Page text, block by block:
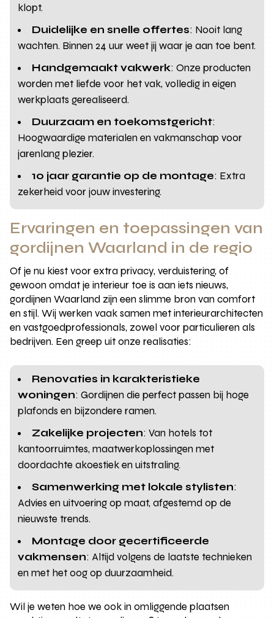
klopt.
Duidelijke en snelle offertes: Nooit lang
wachten. Binnen 24 uur weet jij waar je aan toe bent.
Handgemaakt vakwerk: Onze producten
worden met liefde voor het vak, volledig in eigen
werkplaats gerealiseerd.
Duurzaam en toekomstgericht:
Hoogwaardige materialen en vakmanschap voor
jarenlang plezier.
10 jaar garantie op de montage: Extra
zekerheid voor jouw investering.
Ervaringen en toepassingen van
gordijnen Waarland in de regio
Of je nu kiest voor extra privacy, verduistering, of
gewoon omdat je interieur toe is aan iets nieuws,
gordijnen Waarland zijn een slimme bron van comfort
en stijl. Wij werken vaak samen met interieurarchitecten
en vastgoedprofessionals, zowel voor particulieren als
bedrijven. Een greep uit onze realisaties:
Renovaties in karakteristieke
woningen: Gordijnen die perfect passen bij hoge
plafonds en bijzondere ramen.
Zakelijke projecten: Van hotels tot
kantoorruimtes, maatwerkoplossingen met
doordachte akoestiek en uitstraling.
Samenwerking met lokale stylisten:
Advies en uitvoering op maat, afgestemd op de
nieuwste trends.
Montage door gecertificeerde
vakmensen: Altijd volgens de laatste technieken
en met het oog op duurzaamheid.
Wil je weten hoe we ook in omliggende plaatsen